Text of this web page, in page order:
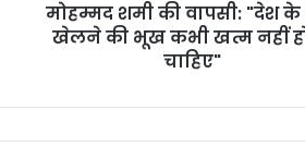
मोहम्मद शमी की वापसी: "देश के
खेलने की भूख कभी खत्म नहीं
चाहिए"